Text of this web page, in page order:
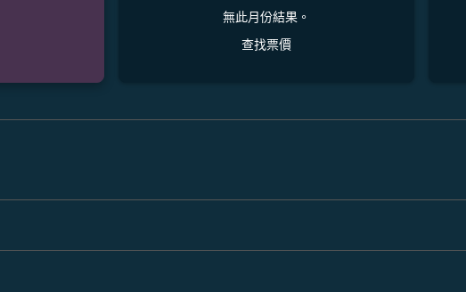
無此月份結果。
查找票價
AUS–MNL: cmp-view-offers-
AUS–MNL: cmp-view-offers-
AUS–MNL: cmp-view-
AUS–MNL: cmp-view-
AUS–MNL: cmp-
AUS–MNL: